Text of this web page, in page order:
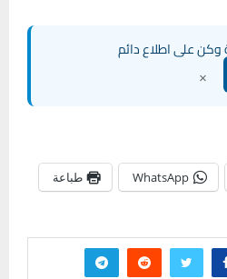
وكن على اطلاع دائم
×
WhatsApp طباعة